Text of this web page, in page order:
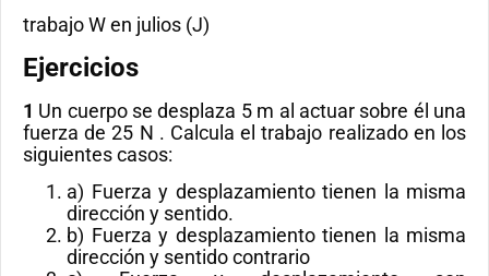
trabajo W en julios (J)
Ejercicios
1 Un cuerpo se desplaza 5 m al actuar sobre él una
fuerza de 25 N . Calcula el trabajo realizado en los
siguientes casos:
a) Fuerza y desplazamiento tienen la misma
dirección y sentido.
b) Fuerza y desplazamiento tienen la misma
dirección y sentido contrario